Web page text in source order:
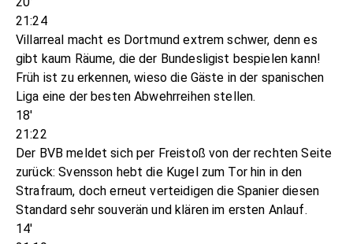
21:24
Villarreal macht es Dortmund extrem schwer, denn es
gibt kaum Räume, die der Bundesligist bespielen kann!
Früh ist zu erkennen, wieso die Gäste in der spanischen
Liga eine der besten Abwehrreihen stellen.
18'
21:22
Der BVB meldet sich per Freistoß von der rechten Seite
zurück: Svensson hebt die Kugel zum Tor hin in den
Strafraum, doch erneut verteidigen die Spanier diesen
Standard sehr souverän und klären im ersten Anlauf.
14'